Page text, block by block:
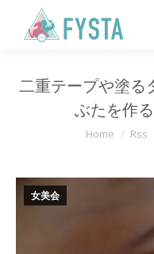
二重テープや塗る
ぶたを作
You are here:
Home Rss
女美会